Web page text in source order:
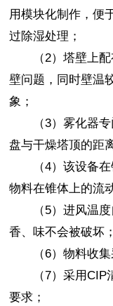
用模块化制作，便
过除湿处理；
（2）塔壁上配
壁问题，同时壁温
象；
（3）雾化器专
盘与干燥塔顶的距
（4）该设备在
物料在锥体上的流
（5）进风温度
香、味不会被破坏；
（6）物料收集
（7）采用CIP清
要求；